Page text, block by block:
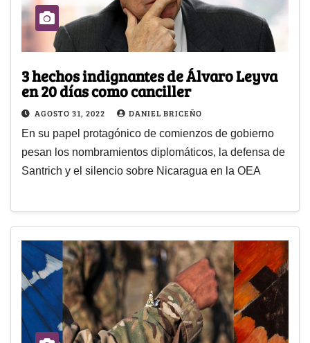
3 hechos indignantes de Álvaro Leyva
en 20 días como canciller
AGOSTO 31, 2022 DANIEL BRICEÑO
En su papel protagónico de comienzos de gobierno
pesan los nombramientos diplomáticos, la defensa de
Santrich y el silencio sobre Nicaragua en la OEA